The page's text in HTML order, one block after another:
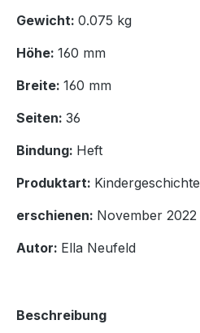
Gewicht: 0.075 kg
Höhe: 160 mm
Breite: 160 mm
Seiten: 36
Bindung: Heft
Produktart: Kindergeschichte
erschienen: November 2022
Autor: Ella Neufeld
Beschreibung